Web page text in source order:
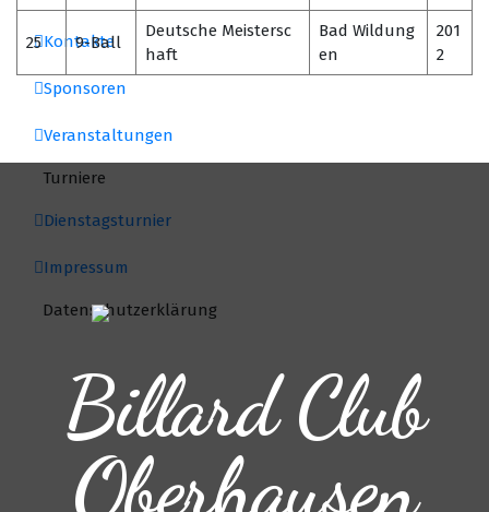
Kontakte
Sponsoren
Veranstaltungen
Turniere
Dienstagsturnier
Impressum
Datenschutzerklärung
25 9-Ball
Deutsche Meistersc
haft
Bad Wildung
en
201
2
Billard Club
Oberhausen